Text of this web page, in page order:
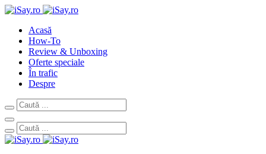
Acasă
How-To
Review & Unboxing
Oferte speciale
În trafic
Despre